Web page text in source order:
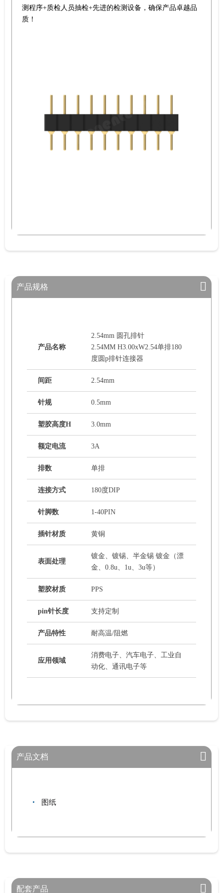
测程序+质检人员抽检+先进的检测设备，确保产品卓越品
质！
产品规格
产品名称
2.54mm 圆孔排针
2.54MM H3.00xW2.54单排180
度圆p排针连接器
间距 2.54mm
针规 0.5mm
塑胶高度H 3.0mm
额定电流 3A
排数 单排
连接方式 180度DIP
针脚数 1-40PIN
插针材质 黄铜
表面处理
镀金、镀锡、半金锡 镀金（漂
金、0.8u、1u、3u等）
塑胶材质 PPS
pin针长度 支持定制
产品特性 耐高温/阻燃
应用领域
消费电子、汽车电子、工业自
动化、通讯电子等
产品文档
图纸
配套产品